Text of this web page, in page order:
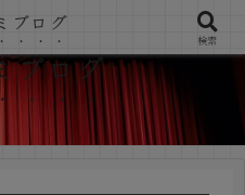
ブログ
ブログ
検索